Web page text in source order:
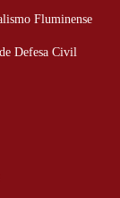
Fluminense
Defesa Civil